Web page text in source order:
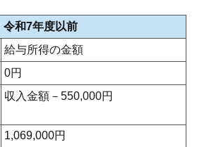
令和7年度以前
給与所得の金額
0円
収入金額－550,000円
1,069,000円